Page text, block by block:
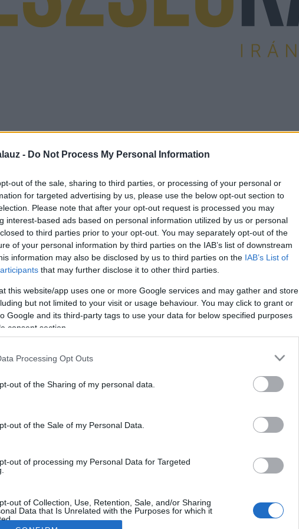
- Do Not Process My Personal Information
out of the sale, sharing to third parties, or processing of your personal or
for targeted advertising by us, please use the below opt-out section to
Please note that after your opt-out request is processed you may
interest-based ads based on personal information utilized by us or personal
to third parties prior to your opt-out. You may separately opt-out of the
of your personal information by third parties on the IAB’s list of downstream
information may also be disclosed by us to third parties on the IAB’s List of
that may further disclose it to other third parties.
this website/app uses one or more Google services and may gather and store
but not limited to your visit or usage behaviour. You may click to grant or
Google and its third-party tags to use your data for below specified purposes
consent section.
Processing Opt Outs
out of the Sharing of my personal data.
out of the Sale of my Personal Data.
out of processing my Personal Data for Targeted
out of Collection, Use, Retention, Sale, and/or Sharing
Data that Is Unrelated with the Purposes for which it